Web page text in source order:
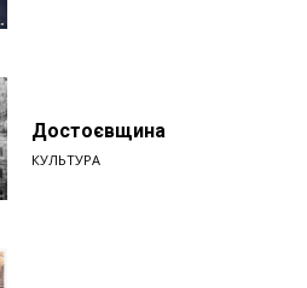
Достоєвщина
КУЛЬТУРА